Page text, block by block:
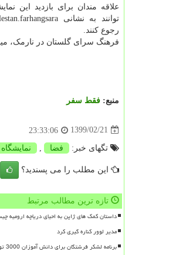
علاقه مندان برای بازدید این
رجوع کنند.
فرهنگ سرای گلستان در نارمک،
منبع: فقط سفر
1399/02/21
23:33:06
تگهای خبر: فضا نمایشگاه
این مطلب را می پسندید؟
تازه ترین مطالب مرتبط
داستان کمک های ژاپن به احیای دریاچه ارومیه
مدیر لوور کناره گیری کرد
برنامه لشکر فرشتگان برای دانش آموزان 3000 تولید محتوا برای مدارس